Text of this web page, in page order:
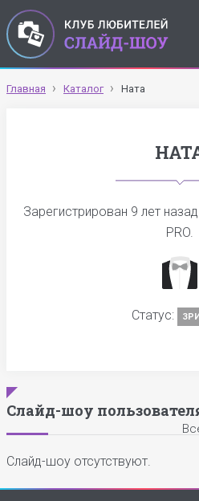
Главная Каталог Ната
Зарегистрирован 9 лет назад
PRO.
Статус:
Слайд-шоу
Слайд-шоу отсутствуют.